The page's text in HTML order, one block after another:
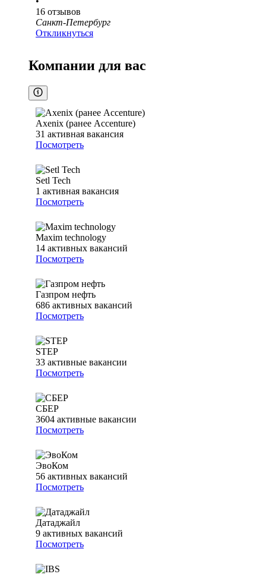
16 отзывов
Санкт-Петербург
Откликнуться
Компании для вас
Axenix (ранее Accenture)
31 активная вакансия
Посмотреть
Setl Tech
1 активная вакансия
Посмотреть
Maxim technology
14 активных вакансий
Посмотреть
Газпром нефть
686 активных вакансий
Посмотреть
STEP
33 активные вакансии
Посмотреть
СБЕР
3604 активные вакансии
Посмотреть
ЭвоКом
56 активных вакансий
Посмотреть
Датаджайл
9 активных вакансий
Посмотреть